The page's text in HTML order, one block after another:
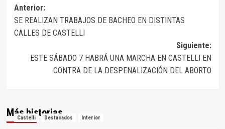
Navegación
de
Anterior:
SE REALIZAN TRABAJOS DE BACHEO EN DISTINTAS
CALLES DE CASTELLI
Siguiente:
ESTE SÁBADO 7 HABRÁ UNA MARCHA EN CASTELLI EN
CONTRA DE LA DESPENALIZACIÓN DEL ABORTO
Más historias
Castelli Destacados Interior